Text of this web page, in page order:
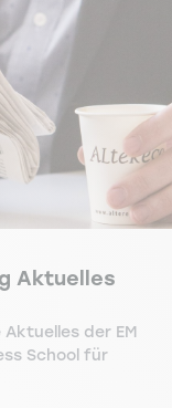
Aktuelles
der EM
School für